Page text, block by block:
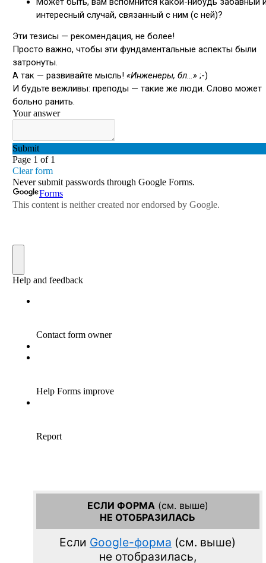
ЕСЛИ ФОРМА (см. выше)
НЕ ОТОБРАЗИЛАСЬ
Если Google-форма (см. выше)
не отобразилась,